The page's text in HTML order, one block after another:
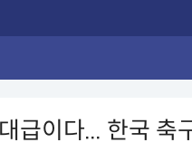
급이다... 한국 축